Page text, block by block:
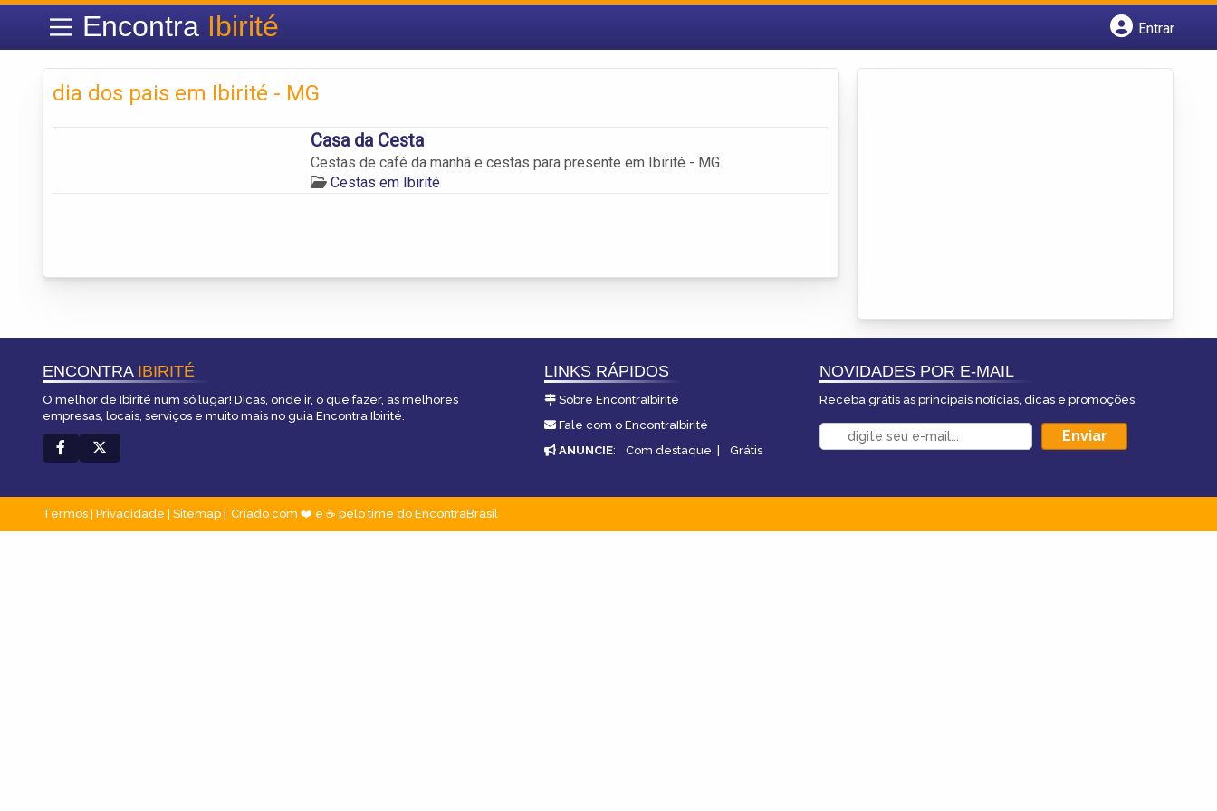
Encontra Ibirité
Entrar
dia dos pais em Ibirité - MG
Casa da Cesta
Cestas de café da manhã e cestas para presente em Ibirité - MG.
Cestas em Ibirité
ENCONTRA IBIRITÉ
O melhor de Ibirité num só lugar! Dicas, onde ir, o que fazer, as melhores
empresas, locais, serviços e muito mais no guia Encontra Ibirité.
LINKS RÁPIDOS
Sobre EncontraIbirité
Fale com o EncontraIbirité
ANUNCIE: Com destaque | Grátis
NOVIDADES POR E-MAIL
Receba grátis as principais notícias, dicas e promoções
Termos Privacidade Sitemap Criado com ❤️ e ☕ pelo time do EncontraBrasil